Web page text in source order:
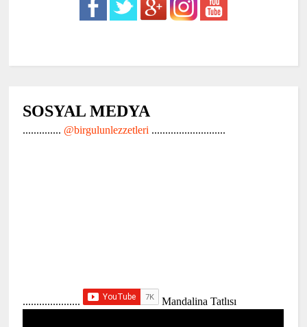
SOSYAL MEDYA
.............. @birgulunlezzetleri ...........................
..................... Mandalina Tatlısı